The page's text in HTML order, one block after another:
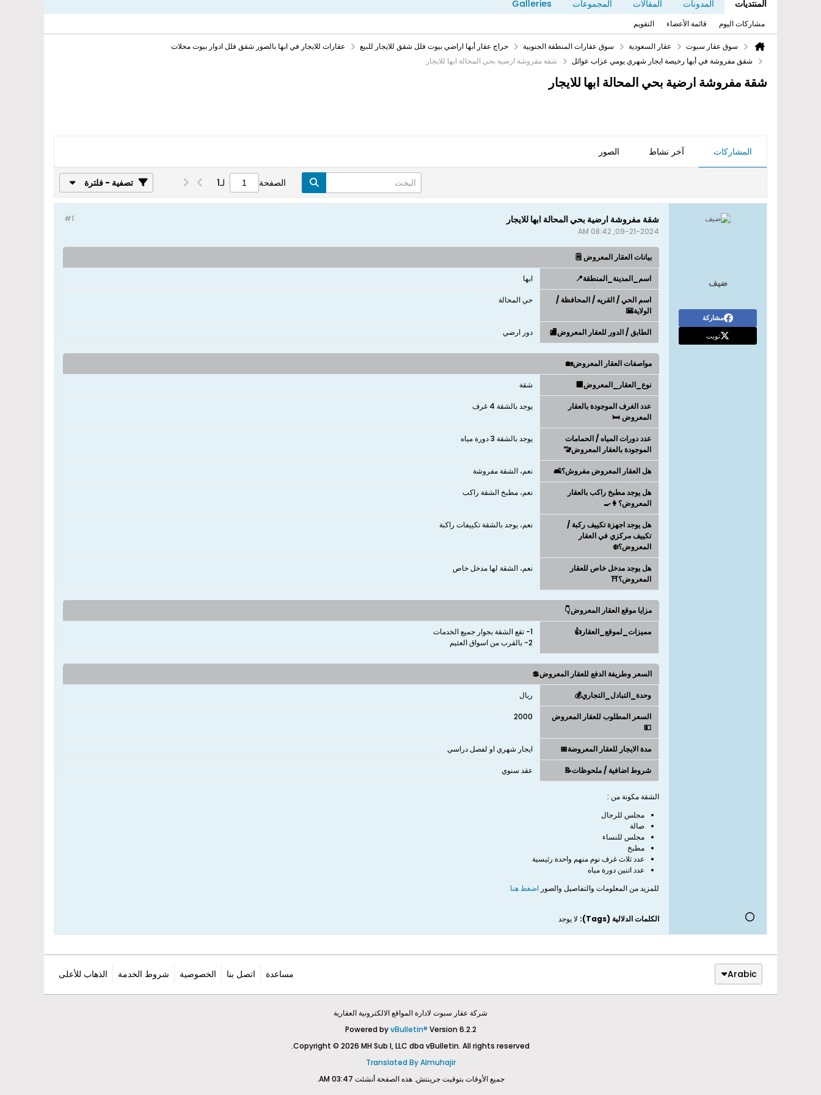
المنتديات المدونات المقالات المجموعات Galleries
مشاركات اليوم قائمة الأعضاء التقويم
سوق عقار سبوت عقار السعودية سوق عقارات المنطقة الجنوبية حراج عقار أبها اراضي بيوت فلل شقق للايجار للبيع
عقارات للايجار في ابها بالصور شقق فلل ادوار بيوت محلات
شقق مفروشة في أبها رخيصة ايجار شهري يومي عزاب عوائل
شقة مفروشة ارضية بحي المحالة ابها للايجار
شقة مفروشة ارضية بحي المحالة ابها للايجار
المشاركات آخر نشاط الصور
الصفحة لـ1 تصفية - فلترة
ضيف
مشاركة
تويت
#1 شقة مفروشة ارضية بحي المحالة ابها للايجار
09-21-2024, 08:42 AM
بيانات العقار المعروض 🗒️
اسم_المدينة_المنطقة📍 ابها
اسم الحي / القريه / المحافظة /
الولاية🌇
حي المحالة
الطابق / الدور للعقار المعروض🏬 دور ارضي
مواصفات العقار المعروض🏡
نوع_العقار_المعروض🏢 شقة
عدد الغرف الموجودة بالعقار
المعروض 🛏️
يوجد بالشقة 4 غرف
عدد دورات المياه / الحمامات
الموجودة بالعقار المعروض🚾
يوجد بالشقة 3 دورة مياه
هل العقار المعروض مفروش؟🛋️ نعم، الشقة مفروشة
هل يوجد مطبخ راكب بالعقار
المعروض؟👩‍🍳
نعم، مطبخ الشقة راكب
هل يوجد اجهزة تكييف ركبة /
تكييف مركزي في العقار
المعروض؟❄️
نعم، يوجد بالشقة تكييفات راكبة
هل يوجد مدخل خاص للعقار
المعروض؟⛩️
نعم، الشقة لها مدخل خاص
مزايا موقع العقار المعروض👇
مميزات_لموقع_العقار👍
2- بالقرب من اسواق العثيم
السعر وطريفة الدفع للعقار المعروض💲
وحدة_التبادل_التجاري💰 ريال
السعر المطلوب للعقار المعروض
💵
2000
مدة الايجار للعقار المعروضة📅 ايجار شهري او لفصل دراسي
شروط اضافية / ملحوظات📝 عقد سنوي
الشقة مكونة من :
مجلس للرجال
صالة
مجلس للنساء
مطبخ
عدد ثلاث غرف نوم منهم واحدة رئيسية
عدد اتنين دورة مياه
للمزيد من المعلومات والتفاصيل والصور​​ اضغط هنا​​
الكلمات الدلالية (Tags): لا يوجد
Arabic مساعدة اتصل بنا الخصوصية شروط الخدمة الذهاب للأعلى
شركة عقار سبوت لادارة المواقع الالكترونية العقارية
Powered byvBulletin® Version 6.2.2
Copyright © 2026 MH Sub I, LLC dba vBulletin. All rights reserved.
Translated By Almuhajir
جميع الأوقات بتوقيت جرينتش. هذه الصفحة أنشئت 03:47 AM.